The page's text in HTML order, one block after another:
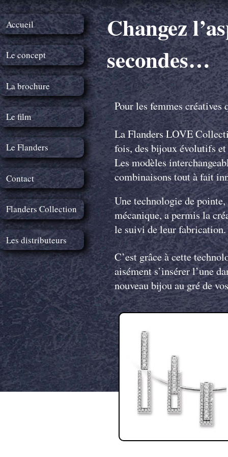
Aller au contenu principal
Accueil
Le concept
La brochure
Le film
Le Flanders
Contact
Flanders Collection
Les distributeurs
Changez
secondes…
Pour les femmes
La Flanders LOVE
fois, des bijoux évolutifs et
Les modèles
combinaisons tout à fait
Une technologie de
mécanique, a permis la
le suivi de leur fabrication.
C’est grâce à cette
aisément s’insérer l’une
nouveau bijou au gré de